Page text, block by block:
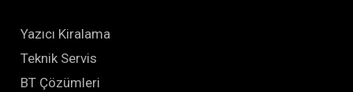
Yazıcı Kiralama
Teknik Servis
BT Çözümleri